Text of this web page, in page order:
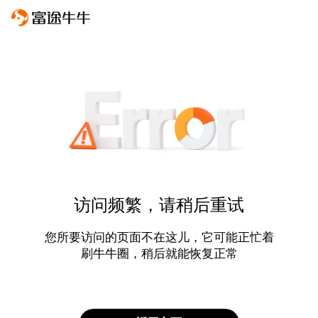
访问频繁，请稍后重试
您所要访问的页面不在这儿，它可能正忙着
刷牛牛圈，稍后就能恢复正常